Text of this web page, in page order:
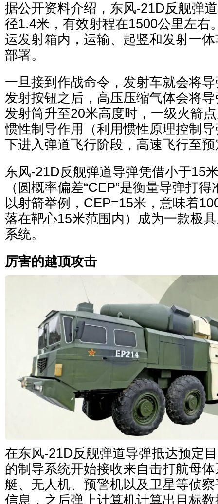
据公开资料介绍，东风-21D反舰弹
径1.4米，有效射程在1500公里左右
运发射箱内，运输、起竖和发射一
部署。
一旦接到作战命令，发射车就会将
发射按钮之后，高压压缩气体会将
发射筒升至20米高度时，一级火箭
惯性制导作用（利用惯性原理控制
下进入弹道飞行阶段，高速飞行至
东风-21D反舰弹道导弹凭借小于15
（圆概率偏差“CEP”是衡量导弹打
以射箭举例，CEP=15米，意味着
落在靶心15米范围内）成为一款极
系统。
厉害的越顶攻击
在东风-21D反舰弹道导弹抵达预定
的制导系统开始接收来自击打航母
艇、无人机、预警机以及卫星等侦
信息，之后弹上计算机计算出目标